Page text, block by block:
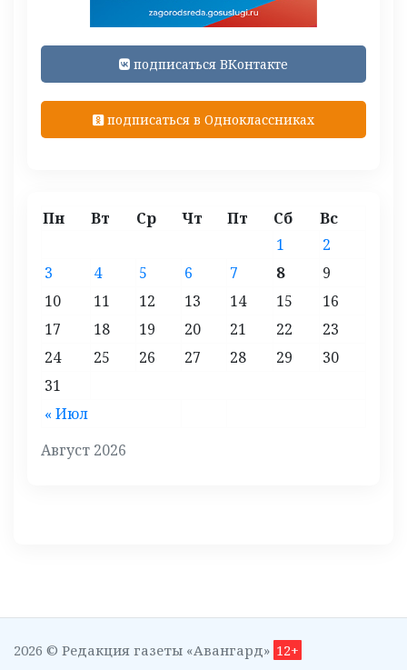
подписаться ВКонтакте
подписаться в Одноклассниках
Август 2026
Пн Вт Ср Чт Пт Сб Вс
« Июл
1
2
3
4 5 6 7 8
9
10
11 12 13 14 15
16
17
18 19 20 21 22
23
24
25 26 27 28 29
30
31
2026 © Редакция газеты «Авангард» 12+